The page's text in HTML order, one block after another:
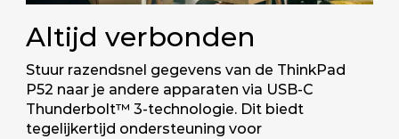
Altijd verbonden
Stuur razendsnel gegevens van de ThinkPad
P52 naar je andere apparaten via USB-C
Thunderbolt™ 3-technologie. Dit biedt
tegelijkertijd ondersteuning voor